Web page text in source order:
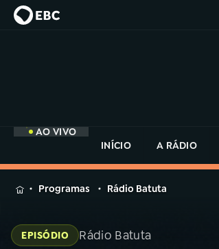
AO VIVO
INÍCIO
A RÁDIO
MENU
na
Rádio
Programas Rádio Batuta
EPISÓDIO Rádio Batuta